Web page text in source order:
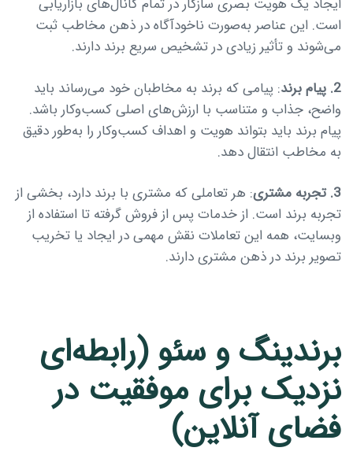
ایجاد یک هویت بصری سازگار در تمام کانال‌های بازاریابی
است. این عناصر به‌صورت ناخودآگاه در ذهن مخاطب ثبت
می‌شوند و تأثیر زیادی در تشخیص سریع برند دارند.
2. پیام برند
: پیامی که برند به مخاطبان خود می‌رساند باید
واضح، جذاب و متناسب با ارزش‌های اصلی کسب‌وکار باشد.
پیام برند باید بتواند هویت و اهداف کسب‌وکار را به‌طور دقیق
به مخاطب انتقال دهد.
3. تجربه مشتری
: هر تعاملی که مشتری با برند دارد، بخشی از
تجربه برند است. از خدمات پس از فروش گرفته تا استفاده از
وبسایت، همه این تعاملات نقش مهمی در ایجاد یا تخریب
تصویر برند در ذهن مشتری دارند.
برندینگ و سئو (رابطه‌ای
نزدیک برای موفقیت در
فضای آنلاین)